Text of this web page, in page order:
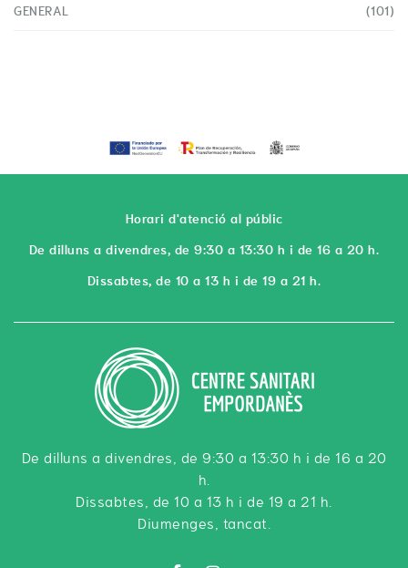
GENERAL (101)
Horari d'atenció al públic
De dilluns a divendres, de 9:30 a 13:30 h i de 16 a 20 h.
Dissabtes, de 10 a 13 h i de 19 a 21 h.
De dilluns a divendres, de 9:30 a 13:30 h i de 16 a 20
h.
Dissabtes, de 10 a 13 h i de 19 a 21 h.
Diumenges, tancat.